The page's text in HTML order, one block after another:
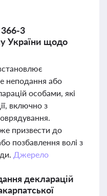
3
України щодо
неподання або
особами, які
включно з
призвести до
позбавлення волі з
Джерело
декларацій